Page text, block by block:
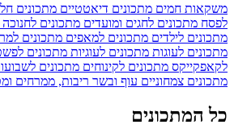
משקאות חמיםמתכונים דיאטטייםמתכונים
לפסחמתכונים לחגים ומועדיםמתכונים לחנוכה
מתכונים לילדיםמתכונים למאפיםמתכונים
מתכונים לעוגותמתכונים לעוגיותמתכונים
לקאפקייקסמתכונים לקינוחיםמתכונים
מתכונים צמחונייםעוף ובשרריבות, ממרחים
כל המתכונים